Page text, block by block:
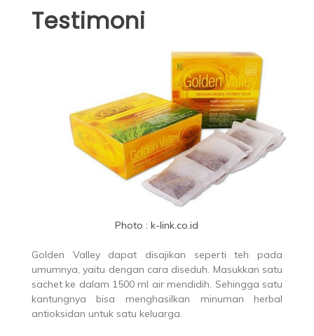
Testimoni
Photo : k-link.co.id
Golden Valley dapat disajikan seperti teh pada
umumnya, yaitu dengan cara diseduh. Masukkan satu
sachet ke dalam 1500 ml air mendidih. Sehingga satu
kantungnya bisa menghasilkan minuman herbal
antioksidan untuk satu keluarga.